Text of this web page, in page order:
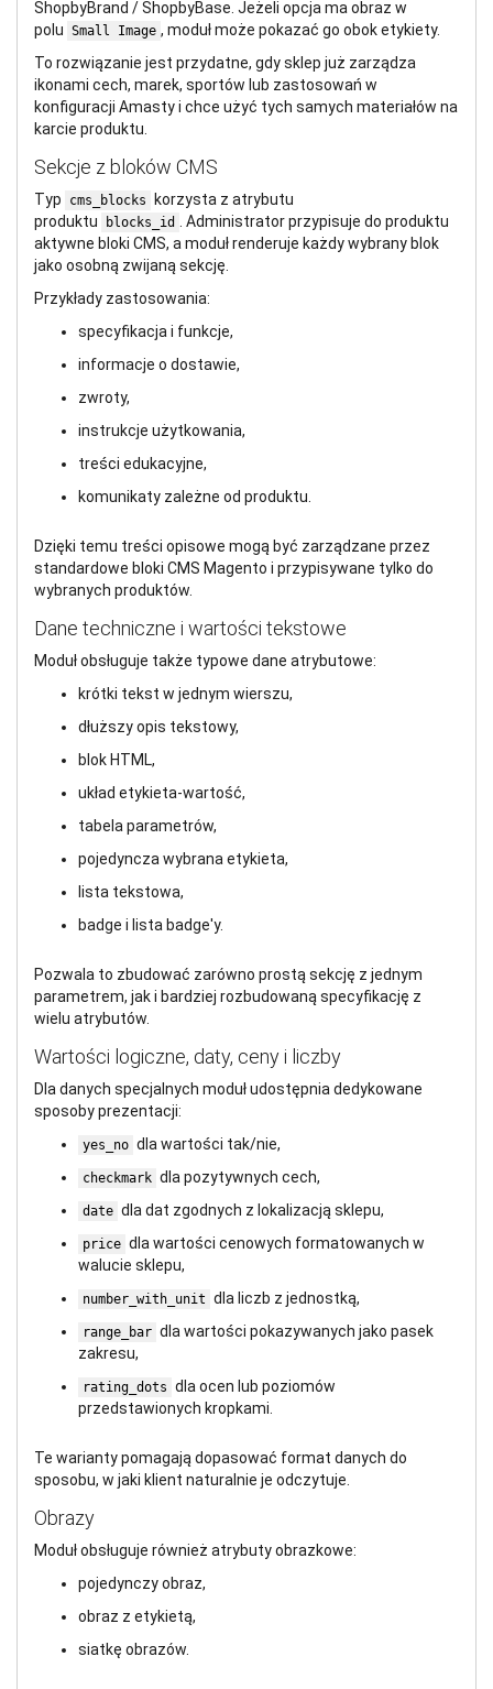
ShopbyBrand / ShopbyBase. Jeżeli opcja ma obraz w
polu Small Image , moduł może pokazać go obok etykiety.
To rozwiązanie jest przydatne, gdy sklep już zarządza
ikonami cech, marek, sportów lub zastosowań w
konfiguracji Amasty i chce użyć tych samych materiałów na
karcie produktu.
Sekcje z bloków CMS
Typ cms_blocks
korzysta z atrybutu
produktu
blocks_id
. Administrator przypisuje do produktu
aktywne bloki CMS, a moduł renderuje każdy wybrany blok
jako osobną zwijaną sekcję.
Przykłady zastosowania:
specyfikacja i funkcje,
informacje o dostawie,
zwroty,
instrukcje użytkowania,
treści edukacyjne,
komunikaty zależne od produktu.
Dzięki temu treści opisowe mogą być zarządzane przez
standardowe bloki CMS Magento i przypisywane tylko do
wybranych produktów.
Dane techniczne i wartości tekstowe
Moduł obsługuje także typowe dane atrybutowe:
krótki tekst w jednym wierszu,
dłuższy opis tekstowy,
blok HTML,
układ etykieta-wartość,
tabela parametrów,
pojedyncza wybrana etykieta,
lista tekstowa,
badge i lista badge'y.
Pozwala to zbudować zarówno prostą sekcję z jednym
parametrem, jak i bardziej rozbudowaną specyfikację z
wielu atrybutów.
Wartości logiczne, daty, ceny i liczby
Dla danych specjalnych moduł udostępnia dedykowane
sposoby prezentacji:
yes_no dla wartości tak/nie,
checkmark dla pozytywnych cech,
date dla dat zgodnych z lokalizacją sklepu,
price dla wartości cenowych formatowanych w
walucie sklepu,
number_with_unit dla liczb z jednostką,
range_bar dla wartości pokazywanych jako pasek
zakresu,
rating_dots dla ocen lub poziomów
przedstawionych kropkami.
Te warianty pomagają dopasować format danych do
sposobu, w jaki klient naturalnie je odczytuje.
Obrazy
Moduł obsługuje również atrybuty obrazkowe:
pojedynczy obraz,
obraz z etykietą,
siatkę obrazów.